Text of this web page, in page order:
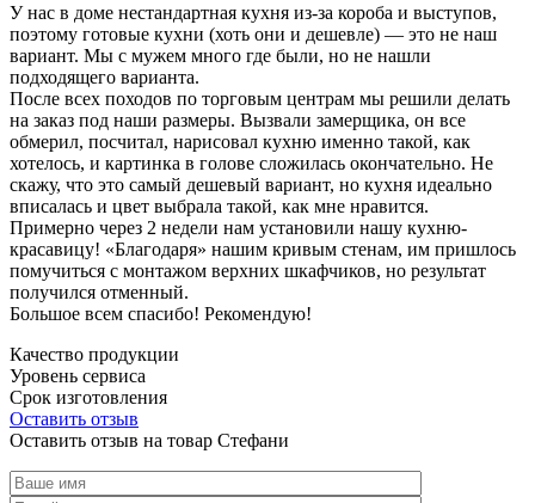
У нас в доме нестандартная кухня из-за короба и выступов,
поэтому готовые кухни (хоть они и дешевле) — это не наш
вариант. Мы с мужем много где были, но не нашли
подходящего варианта.
После всех походов по торговым центрам мы решили делать
на заказ под наши размеры. Вызвали замерщика, он все
обмерил, посчитал, нарисовал кухню именно такой, как
хотелось, и картинка в голове сложилась окончательно. Не
скажу, что это самый дешевый вариант, но кухня идеально
вписалась и цвет выбрала такой, как мне нравится.
Примерно через 2 недели нам установили нашу кухню-
красавицу! «Благодаря» нашим кривым стенам, им пришлось
помучиться с монтажом верхних шкафчиков, но результат
получился отменный.
Большое всем спасибо! Рекомендую!
Качество продукции
Уровень сервиса
Срок изготовления
Оставить отзыв
Оставить отзыв на товар Стефани